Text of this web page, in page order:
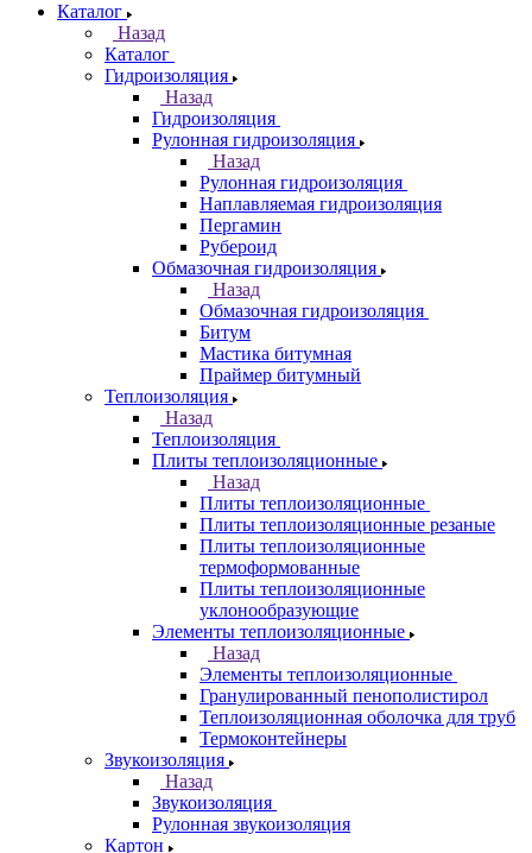
Каталог
Назад
Каталог
Гидроизоляция
Назад
Гидроизоляция
Рулонная гидроизоляция
Назад
Рулонная гидроизоляция
Наплавляемая гидроизоляция
Пергамин
Рубероид
Обмазочная гидроизоляция
Назад
Обмазочная гидроизоляция
Битум
Мастика битумная
Праймер битумный
Теплоизоляция
Назад
Теплоизоляция
Плиты теплоизоляционные
Назад
Плиты теплоизоляционные
Плиты теплоизоляционные резаные
Плиты теплоизоляционные
термоформованные
Плиты теплоизоляционные
уклонообразующие
Элементы теплоизоляционные
Назад
Элементы теплоизоляционные
Гранулированный пенополистирол
Теплоизоляционная оболочка для труб
Термоконтейнеры
Звукоизоляция
Назад
Звукоизоляция
Рулонная звукоизоляция
Картон